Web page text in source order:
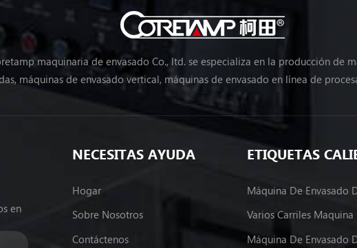
maquinaria de envasado Co., ltd. se especializa en la producción de
máquinas de envasado vertical, máquinas de envasado en línea de
máquinas de envasado de verduras, máquinas de embalaje, etc.
en
NECESITAS AYUDA
Hogar
Sobre Nosotros
Contáctenos
ETIQUETAS
Máquina De Envasado